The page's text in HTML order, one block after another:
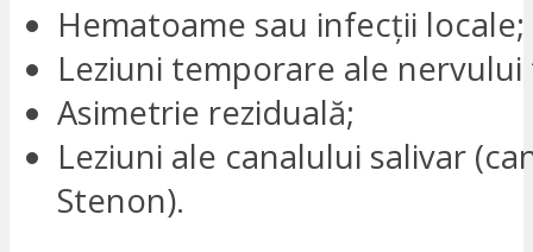
Hematoame sau infecții locale;
Leziuni temporare ale nervului
Asimetrie reziduală;
Leziuni ale canalului salivar
Stenon).